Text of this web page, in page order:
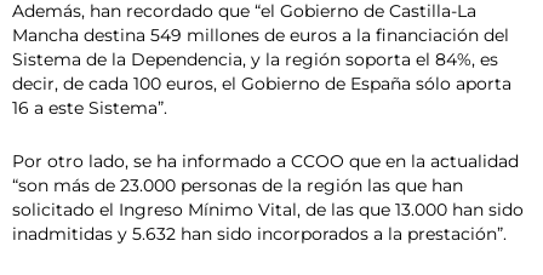
Además, han recordado que “el Gobierno de Castilla-La
Mancha destina 549 millones de euros a la financiación del
Sistema de la Dependencia, y la región soporta el 84%, es
decir, de cada 100 euros, el Gobierno de España sólo aporta
16 a este Sistema”.
Por otro lado, se ha informado a CCOO que en la actualidad
“son más de 23.000 personas de la región las que han
solicitado el Ingreso Mínimo Vital, de las que 13.000 han sido
inadmitidas y 5.632 han sido incorporados a la prestación”.